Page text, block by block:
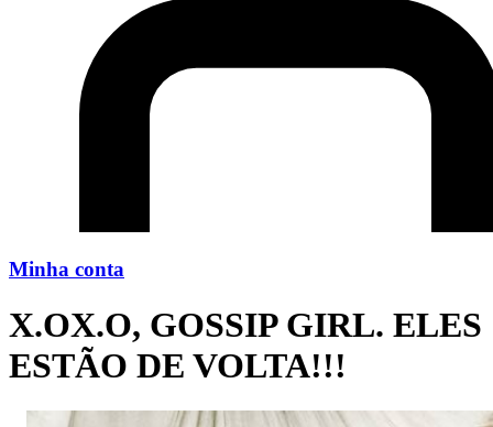
Minha conta
X.OX.O, GOSSIP GIRL. ELES
ESTÃO DE VOLTA!!!